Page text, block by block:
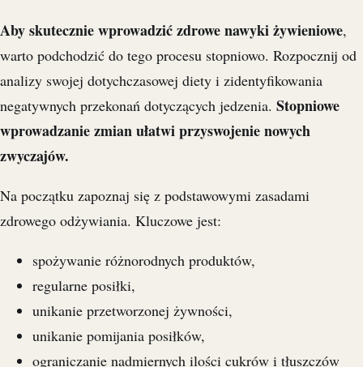
Aby skutecznie wprowadzić zdrowe nawyki żywieniowe,
warto podchodzić do tego procesu stopniowo. Rozpocznij od
analizy swojej dotychczasowej diety i zidentyfikowania
negatywnych przekonań dotyczących jedzenia. Stopniowe
wprowadzanie zmian ułatwi przyswojenie nowych
zwyczajów.
Na początku zapoznaj się z podstawowymi zasadami
zdrowego odżywiania. Kluczowe jest:
spożywanie różnorodnych produktów,
regularne posiłki,
unikanie przetworzonej żywności,
unikanie pomijania posiłków,
ograniczanie nadmiernych ilości cukrów i tłuszczów